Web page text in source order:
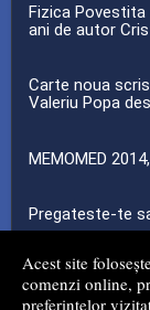
Acest site
comenzi online,
preferințelor
Fizica
ani de autor
Carte noua
Valeriu Popa
MEMOMED
Pregateste-te
...toate știrile